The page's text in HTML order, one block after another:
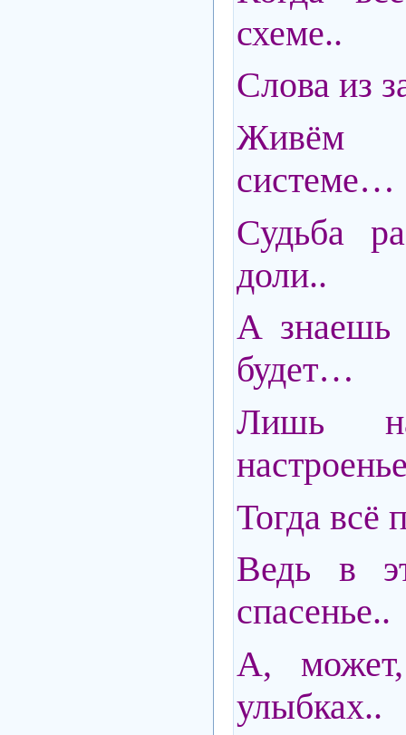
схеме..
Слова из
Живём
системе…
Судьба
доли..
А знаешь
будет…
Лишь
Тогда всё
Ведь в
спасенье..
А,
улыбках..